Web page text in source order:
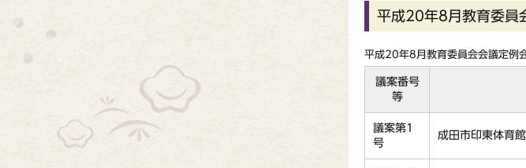
平成20年8月教育委員
平成20年8月教育委員会会議定例
議案番号
等
議案第1
号
成田市印東体育